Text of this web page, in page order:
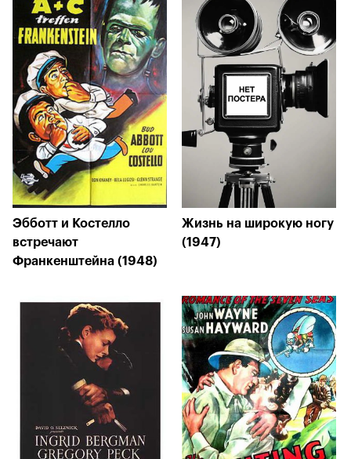
Эбботт и Костелло
встречают
Франкенштейна (1948)
Жизнь на широкую ногу
(1947)